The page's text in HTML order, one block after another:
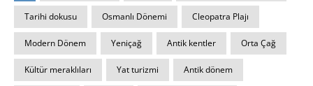
Tarihi dokusu Osmanlı Dönemi Cleopatra Plajı
Modern Dönem Yeniçağ Antik kentler Orta Çağ
Kültür meraklıları Yat turizmi Antik dönem